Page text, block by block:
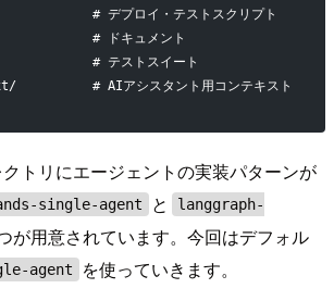
# デプロイ・テストスクリプト
# ドキュメント
# テストスイート
# AIアシスタント用コンテキスト
トリにエージェントの実装パターンが
single-agent と
langgraph-
が用意されています。今回はデフォル
agent を使っていきます。